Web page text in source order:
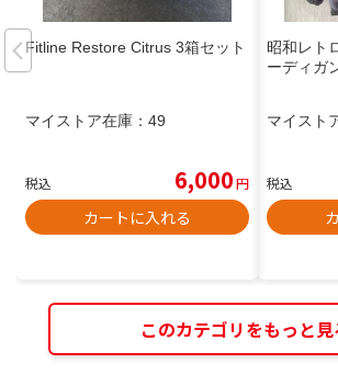
Fitline Restore Citrus 3箱セット
マイストア在庫： 49
税込 6,000円
カートに入れる
昭和レト
ーディガ
マイスト
税込
このカテゴリをもっと見